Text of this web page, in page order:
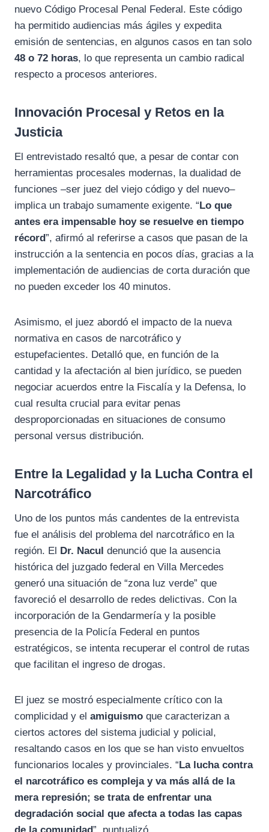
nuevo Código Procesal Penal Federal. Este código
ha permitido audiencias más ágiles y expedita
emisión de sentencias, en algunos casos en tan solo
48 o 72 horas, lo que representa un cambio radical
respecto a procesos anteriores.
Innovación Procesal y Retos en la
Justicia
El entrevistado resaltó que, a pesar de contar con
herramientas procesales modernas, la dualidad de
funciones –ser juez del viejo código y del nuevo–
implica un trabajo sumamente exigente. “Lo que
antes era impensable hoy se resuelve en tiempo
récord”, afirmó al referirse a casos que pasan de la
instrucción a la sentencia en pocos días, gracias a la
implementación de audiencias de corta duración que
no pueden exceder los 40 minutos.
Asimismo, el juez abordó el impacto de la nueva
normativa en casos de narcotráfico y
estupefacientes. Detalló que, en función de la
cantidad y la afectación al bien jurídico, se pueden
negociar acuerdos entre la Fiscalía y la Defensa, lo
cual resulta crucial para evitar penas
desproporcionadas en situaciones de consumo
personal versus distribución.
Entre la Legalidad y la Lucha Contra el
Narcotráfico
Uno de los puntos más candentes de la entrevista
fue el análisis del problema del narcotráfico en la
región. El Dr. Nacul denunció que la ausencia
histórica del juzgado federal en Villa Mercedes
generó una situación de “zona luz verde” que
favoreció el desarrollo de redes delictivas. Con la
incorporación de la Gendarmería y la posible
presencia de la Policía Federal en puntos
estratégicos, se intenta recuperar el control de rutas
que facilitan el ingreso de drogas.
El juez se mostró especialmente crítico con la
complicidad y el amiguismo que caracterizan a
ciertos actores del sistema judicial y policial,
resaltando casos en los que se han visto envueltos
funcionarios locales y provinciales. “La lucha contra
el narcotráfico es compleja y va más allá de la
mera represión; se trata de enfrentar una
degradación social que afecta a todas las capas